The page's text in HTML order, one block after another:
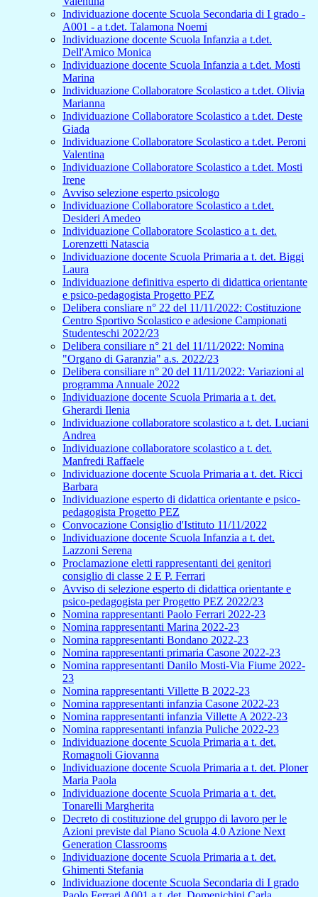
Individuazione docente Scuola Secondaria di I grado -
A001 - a t.det. Talamona Noemi
Individuazione docente Scuola Infanzia a t.det.
Dell'Amico Monica
Individuazione docente Scuola Infanzia a t.det. Mosti
Marina
Individuazione Collaboratore Scolastico a t.det. Olivia
Marianna
Individuazione Collaboratore Scolastico a t.det. Deste
Giada
Individuazione Collaboratore Scolastico a t.det. Peroni
Valentina
Individuazione Collaboratore Scolastico a t.det. Mosti
Irene
Avviso selezione esperto psicologo
Individuazione Collaboratore Scolastico a t.det.
Desideri Amedeo
Individuazione Collaboratore Scolastico a t. det.
Lorenzetti Natascia
Individuazione docente Scuola Primaria a t. det. Biggi
Laura
Individuazione definitiva esperto di didattica orientante
e psico-pedagogista Progetto PEZ
Delibera consliare n° 22 del 11/11/2022: Costituzione
Centro Sportivo Scolastico e adesione Campionati
Studenteschi 2022/23
Delibera consiliare n° 21 del 11/11/2022: Nomina
"Organo di Garanzia" a.s. 2022/23
Delibera consiliare n° 20 del 11/11/2022: Variazioni al
programma Annuale 2022
Individuazione docente Scuola Primaria a t. det.
Gherardi Ilenia
Individuazione collaboratore scolastico a t. det. Luciani
Andrea
Individuazione collaboratore scolastico a t. det.
Manfredi Raffaele
Individuazione docente Scuola Primaria a t. det. Ricci
Barbara
Individuazione esperto di didattica orientante e psico-
pedagogista Progetto PEZ
Convocazione Consiglio d'Istituto 11/11/2022
Individuazione docente Scuola Infanzia a t. det.
Lazzoni Serena
Proclamazione eletti rappresentanti dei genitori
consiglio di classe 2 E P. Ferrari
Avviso di selezione esperto di didattica orientante e
psico-pedagogista per Progetto PEZ 2022/23
Nomina rappresentanti Paolo Ferrari 2022-23
Nomina rappresentanti Marina 2022-23
Nomina rappresentanti Bondano 2022-23
Nomina rappresentanti primaria Casone 2022-23
Nomina rappresentanti Danilo Mosti-Via Fiume 2022-
23
Nomina rappresentanti Villette B 2022-23
Nomina rappresentanti infanzia Casone 2022-23
Nomina rappresentanti infanzia Villette A 2022-23
Nomina rappresentanti infanzia Puliche 2022-23
Individuazione docente Scuola Primaria a t. det.
Romagnoli Giovanna
Individuazione docente Scuola Primaria a t. det. Ploner
Maria Paola
Individuazione docente Scuola Primaria a t. det.
Tonarelli Margherita
Decreto di costituzione del gruppo di lavoro per le
Azioni previste dal Piano Scuola 4.0 Azione Next
Generation Classrooms
Individuazione docente Scuola Primaria a t. det.
Ghimenti Stefania
Individuazione docente Scuola Secondaria di I grado